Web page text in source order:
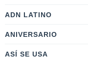
ADN LATINO
ANIVERSARIO
ASÍ SE USA